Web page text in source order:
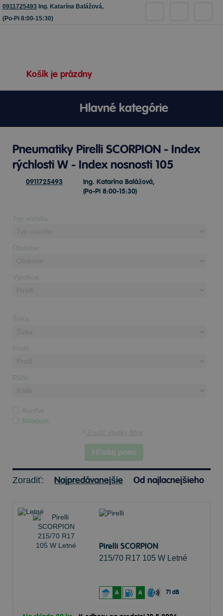
0911725493 Ing. Katarína Balážová,
(Po-Pi 8:00-15:30)
Košík je prázdny
Hlavné kategórie
Pneumatiky Pirelli SCORPION - Index
rýchlosti W - Index nosnosti 105
0911725493
Ing. Katarína Balážová,
(Po-Pi 8:00-15:30)
Typ vozidla:
Obdobie:
Výrobca:
Šírka:
Profil:
Ráfik:
Runflat
Skladom
Zrušiť všetky filtre
Hľadaj pneu
Zoradiť: Najpredávanejšie Od najlacnejšieho
Pirelli SCORPION
215/70 R17 105 W Letné
A A 71 dB